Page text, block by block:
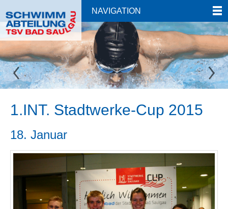
NAVIGATION
1.INT. Stadtwerke-Cup 2015
18. Januar